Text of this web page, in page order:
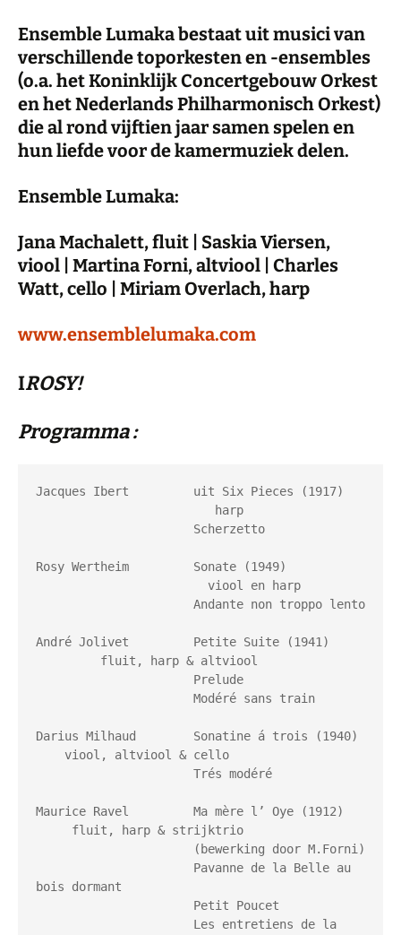
Ensemble Lumaka bestaat uit musici van
verschillende toporkesten en -ensembles
(o.a. het Koninklijk Concertgebouw Orkest
en het Nederlands Philharmonisch Orkest)
die al rond vijftien jaar samen spelen en
hun liefde voor de kamermuziek delen.
Ensemble Lumaka:
Jana Machalett, fluit | Saskia Viersen,
viool | Martina Forni, altviool | Charles
Watt, cello | Miriam Overlach, harp
www.ensemblelumaka.com
IROSY!
Programma :
Jacques Ibert         uit Six Pieces (1917)
harp
Rosy Wertheim         Sonate (1949)
viool en harp
André Jolivet         Petite Suite (1941)
fluit, harp & altviool
Darius Milhaud        Sonatine á trois (1940)
viool, altviool & cello
Maurice Ravel         Ma mère l’ Oye (1912)
fluit, harp & strijktrio
bois dormant
Petit Poucet